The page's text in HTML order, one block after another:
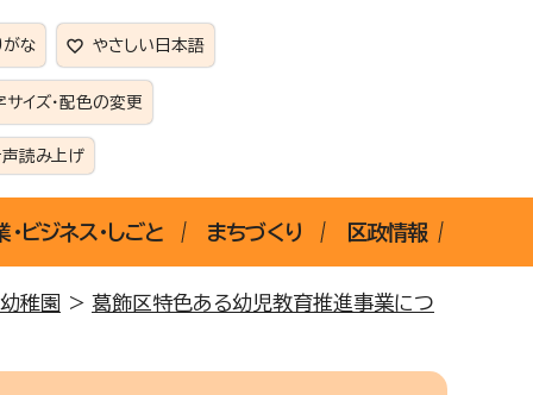
がな やさしい日本語
サイズ・配色の変更
読み上げ
・ビジネス・しごと まちづくり 区政情報
稚園 > 葛飾区特色ある幼児教育推進事業につ